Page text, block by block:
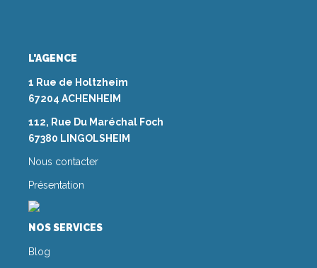
L'AGENCE
1 Rue de Holtzheim
67204 ACHENHEIM
112, Rue Du Maréchal Foch
67380 LINGOLSHEIM
Nous contacter
Présentation
NOS SERVICES
Blog